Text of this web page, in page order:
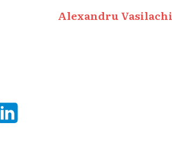
Alexandru Vasilachi